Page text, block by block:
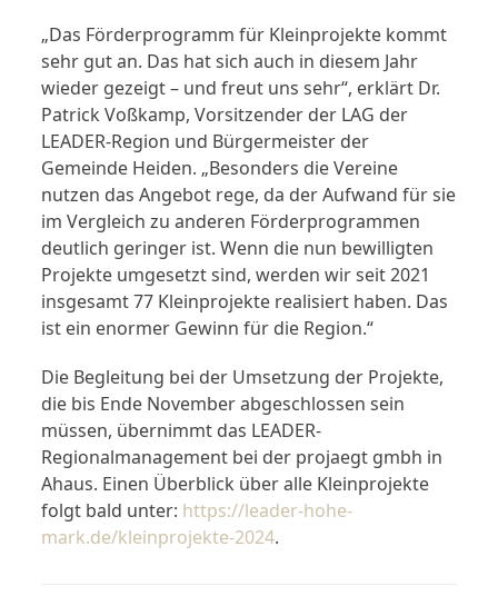
„Das Förderprogramm für Kleinprojekte kommt
sehr gut an. Das hat sich auch in diesem Jahr
wieder gezeigt – und freut uns sehr“, erklärt Dr.
Patrick Voßkamp, Vorsitzender der LAG der
LEADER-Region und Bürgermeister der
Gemeinde Heiden. „Besonders die Vereine
nutzen das Angebot rege, da der Aufwand für sie
im Vergleich zu anderen Förderprogrammen
deutlich geringer ist. Wenn die nun bewilligten
Projekte umgesetzt sind, werden wir seit 2021
insgesamt 77 Kleinprojekte realisiert haben. Das
ist ein enormer Gewinn für die Region.“
Die Begleitung bei der Umsetzung der Projekte,
die bis Ende November abgeschlossen sein
müssen, übernimmt das LEADER-
Regionalmanagement bei der projaegt gmbh in
Ahaus. Einen Überblick über alle Kleinprojekte
folgt bald unter: https://leader-hohe-
mark.de/kleinprojekte-2024.